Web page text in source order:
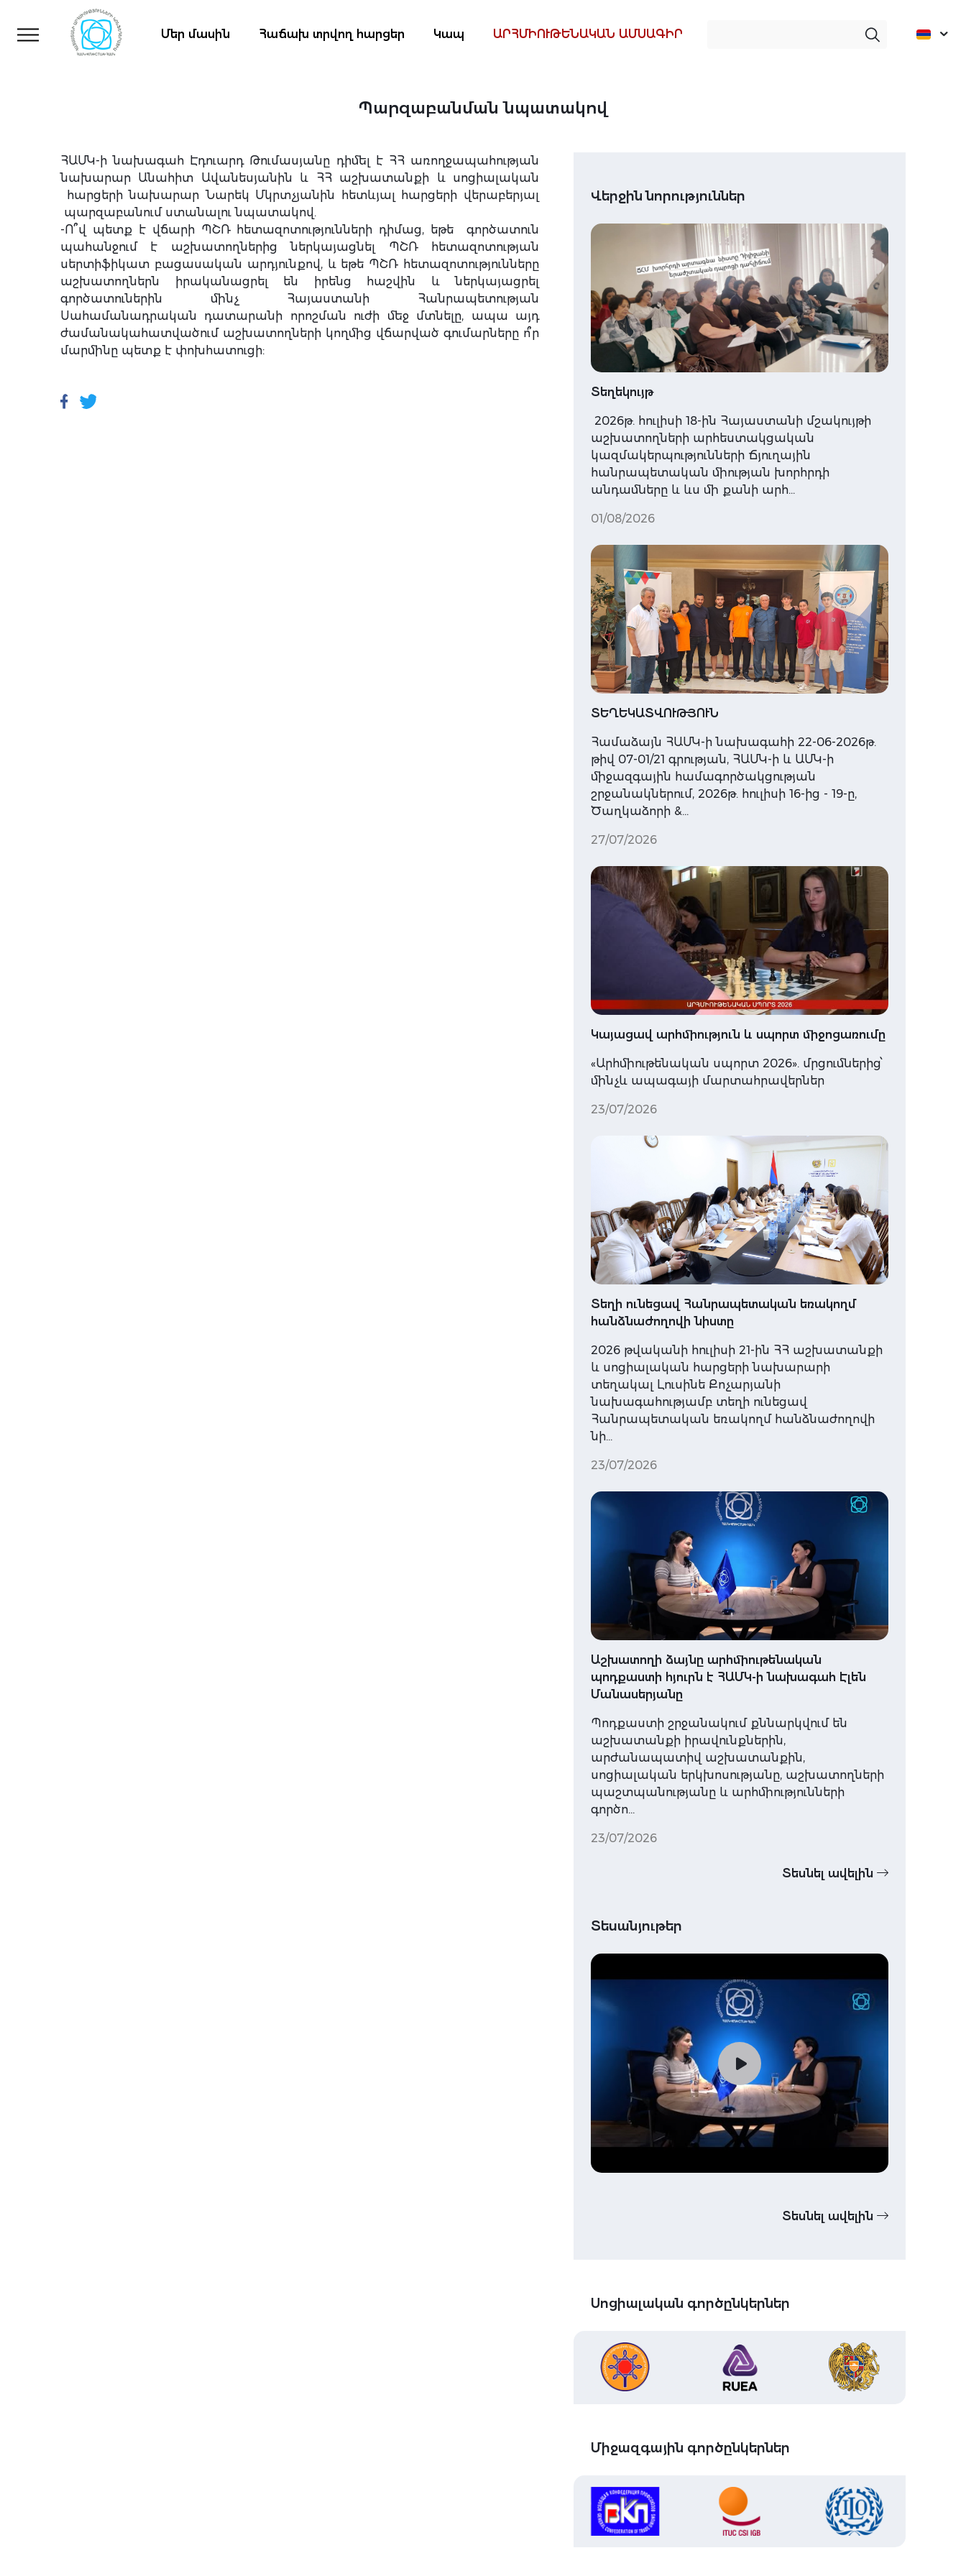
Մեր մասին Հաճախ տրվող հարցեր Կապ ԱՐՀՄԻՈՒԹԵՆԱԿԱՆ ԱՄՍԱԳԻՐ
Պարզաբանման նպատակով
ՀԱՄԿ-ի նախագահ Էդուարդ Թումասյանը դիմել է ՀՀ առողջապահության
նախարար Անահիտ Ավանեսյանին և ՀՀ աշխատանքի և սոցիալական
հարցերի նախարար Նարեկ Մկրտչյանին հետևյալ հարցերի վերաբերյալ
պարզաբանում ստանալու նպատակով.
-Ո՞վ պետք է վճարի ՊՇՌ հետազոտությունների դիմաց, եթե գործատուն
պահանջում է աշխատողներից ներկայացնել ՊՇՌ հետազոտության
սերտիֆիկատ բացասական արդյունքով, և եթե ՊՇՌ հետազոտությունները
աշխատողներն իրականացրել են իրենց հաշվին և ներկայացրել
գործատուներին մինչ Հայաստանի Հանրապետության
Սահամանադրական դատարանի որոշման ուժի մեջ մտնելը, ապա այդ
ժամանակահատվածում աշխատողների կողմից վճարված գումարները ո՞ր
մարմինը պետք է փոխհատուցի:
Վերջին նորություններ
Տեղեկույթ
2026թ. հուլիսի 18-ին Հայաստանի մշակույթի
աշխատողների արհեստակցական
կազմակերպությունների Ճյուղային
հանրապետական միության խորհրդի
անդամները և ևս մի քանի արհ…
01/08/2026
ՏԵՂԵԿԱՏՎՈՒԹՅՈՒՆ
Համաձայն ՀԱՄԿ-ի նախագահի 22-06-2026թ.
թիվ 07-01/21 գրության, ՀԱՄԿ-ի և ԱՄԿ-ի
միջազգային համագործակցության
շրջանակներում, 2026թ. հուլիսի 16-ից - 19-ը,
Ծաղկաձորի &…
27/07/2026
Կայացավ արհմիություն և սպորտ միջոցառումը
«Արհմիութենական սպորտ 2026». մրցումներից՝
մինչև ապագայի մարտահրավերներ
23/07/2026
Տեղի ունեցավ Հանրապետական եռակողմ
հանձնաժողովի նիստը
2026 թվականի հուլիսի 21-ին ՀՀ աշխատանքի
և սոցիալական հարցերի նախարարի
տեղակալ Լուսինե Քոչարյանի
նախագահությամբ տեղի ունեցավ
Հանրապետական եռակողմ հանձնաժողովի
նի…
23/07/2026
Աշխատողի ձայնը արհմիութենական
պոդքաստի հյուրն է ՀԱՄԿ-ի նախագահ Էլեն
Մանասերյանը
Պոդքաստի շրջանակում քննարկվում են
աշխատանքի իրավունքներին,
արժանապատիվ աշխատանքին,
սոցիալական երկխոսությանը, աշխատողների
պաշտպանությանը և արհմիությունների
գործո…
23/07/2026
Տեսնել ավելին
Տեսանյութեր
Տեսնել ավելին
Սոցիալական գործընկերներ
Միջազգային գործընկերներ